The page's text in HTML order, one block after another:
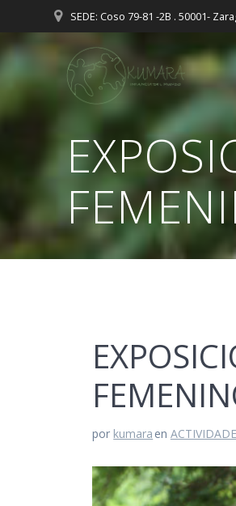
contenido
SEDE: Coso 79-81 -2B . 50001-
por kumara en